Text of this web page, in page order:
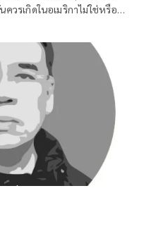
วรเกิดในอเมริกาไม่ใช่หรือ
ต้องการใช้ มันหาได้ไม่ยาก